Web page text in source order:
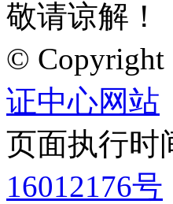
敬请谅解！
©
证中心网站
页面执行
16012176号